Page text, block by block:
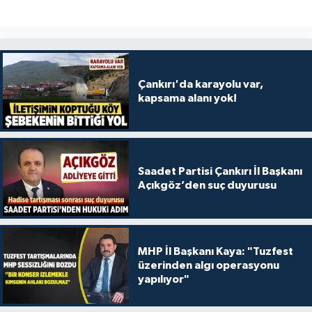
Çankırı'da karayolu var,
kapsama alanı yok!
Saadet Partisi Çankırı İl Başkanı
Açıkgöz’den suç duyurusu
MHP İl Başkanı Kaya: "Tuzfest
üzerinden algı operasyonu
yapılıyor"